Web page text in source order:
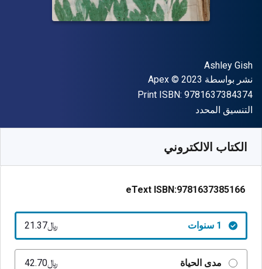
المؤلف (المؤلفون)
Ashley Gish
الناشر
نشر بواسطة Apex
حقوق الطبع والنشر © 2023
Print ISBN: 9781637384374
شكل
التنسيق المحدد
الكتاب الالكتروني
eText ISBN:9781637385166
1 سنوات ﷼‎21.37
مدى الحياة ﷼‎42.70